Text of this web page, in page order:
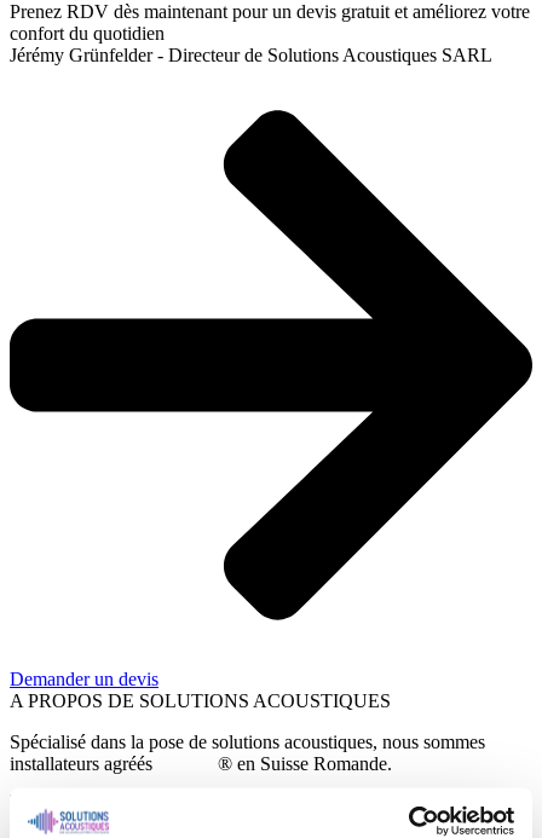
Prenez RDV dès maintenant pour un devis gratuit et améliorez votre
confort du quotidien
Jérémy Grünfelder - Directeur de Solutions Acoustiques SARL
Demander un devis
A PROPOS DE SOLUTIONS ACOUSTIQUES
Spécialisé dans la pose de solutions acoustiques, nous sommes
installateurs agréés
® en Suisse Romande.
NOUS CONTACTER